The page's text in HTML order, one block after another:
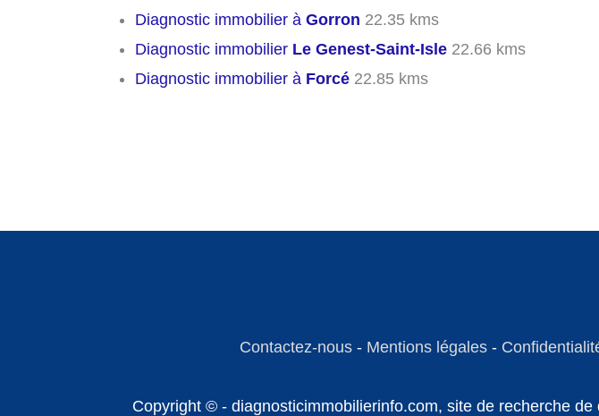
Diagnostic immobilier à Gorron 22.35 kms
Diagnostic immobilier Le Genest-Saint-Isle 22.66 kms
Diagnostic immobilier à Forcé 22.85 kms
Contactez-nous- Mentions légales-
Copyright © - diagnosticimmobilierinfo.com, site de recherche